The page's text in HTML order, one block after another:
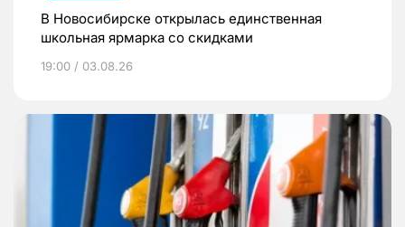
В Новосибирске открылась единственная
школьная ярмарка со скидками
19:00 / 03.08.26